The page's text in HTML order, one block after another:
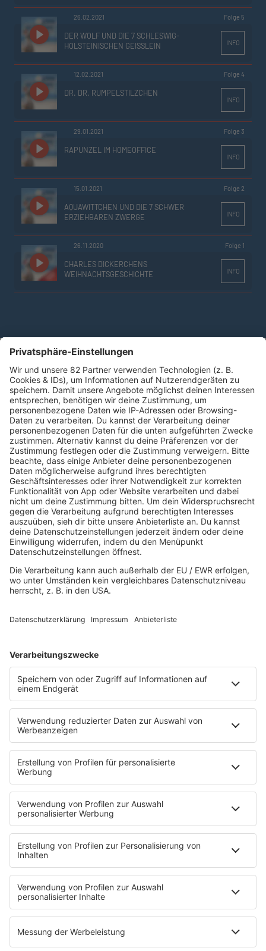
26.02.2021 Folge 5
DER WOLF UND DIE 7 SCHLESWIG-
HOLSTEINISCHEN GEISSLEIN
INFO
12.02.2021 Folge 4
DR. DR. RUMPELSTILZCHEN
INFO
29.01.2021 Folge 3
RAPUNZEL IM HOMEOFFICE
INFO
15.01.2021 Folge 2
AQUAWITTCHEN UND DIE 7 SCHWER
ERZIEHBAREN ZWERGE
INFO
26.11.2020 Folge 1
CHARLES DICKERCHENS
WEIHNACHTSGESCHICHTE
INFO
Alle Folgen von "Neues von der Märchenküste"
gibt's ganz bequem und einfach über die
kostenlose R.SH-App!
APP HERUNTERLADEN
MEHR VON R.SH
MEIN R.SH